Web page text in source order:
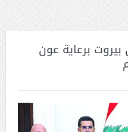
برعاية عون